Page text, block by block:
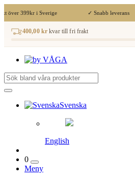
över 399kr i Sverige ✓ Snabb leverans
400,00 kr kvar till fri frakt
Svenska
English
0
Meny